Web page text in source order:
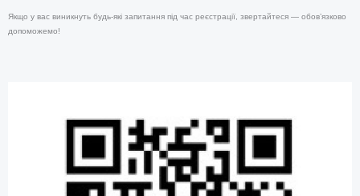
Якщо у вас виникнуть будь-які запитання під час реєстрації, звертайтеся — обов’язково
допоможемо!